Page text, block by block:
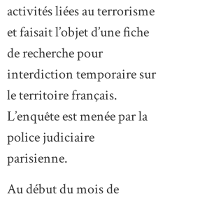
activités liées au terrorisme
et faisait l’objet d’une fiche
de recherche pour
interdiction temporaire sur
le territoire français.
L’enquête est menée par la
police judiciaire
parisienne.
Au début du mois de